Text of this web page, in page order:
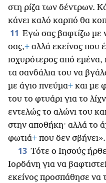
στη ρίζα των δέντρων.
κάνει καλό καρπό θα
11 Εγώ σας βαφτίζω με
σας,+ αλλά εκείνος που
ισχυρότερος από εμένα,
τα σανδάλια του να
με άγιο πνεύμα+ και με
του το φτυάρι για το
εντελώς το αλώνι του
στην αποθήκη· αλλά το
φωτιά+ που δεν σβήνει».
13 Τότε ο Ιησούς
Ιορδάνη για να
εκείνος προσπάθησε να